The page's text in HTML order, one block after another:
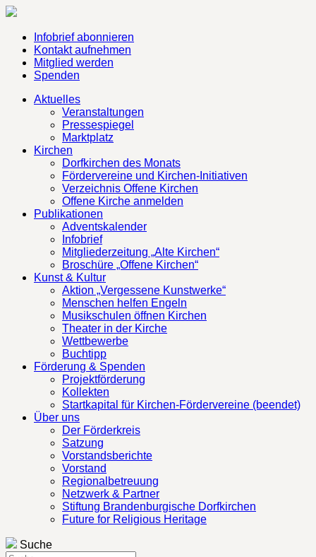
Infobrief abonnieren
Kontakt aufnehmen
Mitglied werden
Spenden
Aktuelles
Veranstaltungen
Pressespiegel
Marktplatz
Kirchen
Dorfkirchen des Monats
Fördervereine und Kirchen-Initiativen
Verzeichnis Offene Kirchen
Offene Kirche anmelden
Publikationen
Adventskalender
Infobrief
Mitgliederzeitung „Alte Kirchen“
Broschüre „Offene Kirchen“
Kunst & Kultur
Aktion „Vergessene Kunstwerke“
Menschen helfen Engeln
Musikschulen öffnen Kirchen
Theater in der Kirche
Wettbewerbe
Buchtipp
Förderung & Spenden
Projektförderung
Kollekten
Startkapital für Kirchen-Fördervereine (beendet)
Über uns
Der Förderkreis
Satzung
Vorstandsberichte
Vorstand
Regionalbetreuung
Netzwerk & Partner
Stiftung Brandenburgische Dorfkirchen
Future for Religious Heritage
Suche